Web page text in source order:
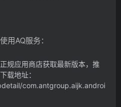
用AQ服务：
规应用商店获取最新版本，推
载地址：
com.antgroup.aijk.androi